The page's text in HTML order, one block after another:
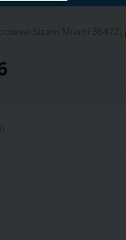
Sizam Miami 36472,